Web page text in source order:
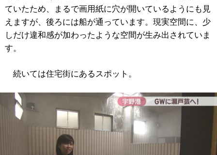
ていたため、まるで画用紙に穴が開いているようにも見
えますが、後ろには船が通っています。現実空間に、少
しだけ違和感が加わったような空間が生み出されていま
す。
続いては住宅街にあるスポット。